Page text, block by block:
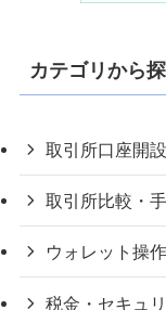
カテゴリから
取引所口座開
取引所比較・
ウォレット操
税金・セキュ